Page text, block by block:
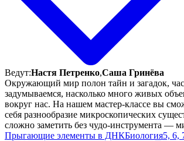
Ведут:Настя Петренко,Саша Гринёва
Окружающий мир полон тайн и загадок,
задумываемся, насколько много живых
вокруг нас. На нашем мастер-классе вы
себя разнообразие микроскопических
сложно заметить без чудо-инструмента —
Прыгающие элементы в ДНКБиология5, 6,